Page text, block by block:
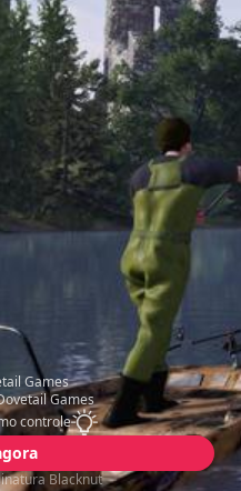
Games
Games
controle
Blacknut